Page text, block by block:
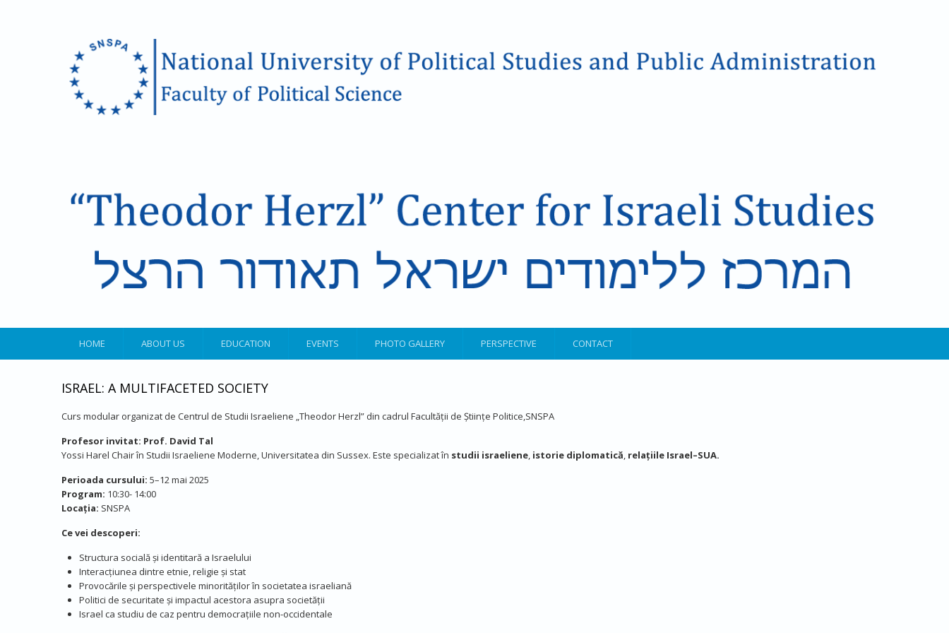
HOME ABOUT US EDUCATION EVENTS PHOTO GALLERY PERSPECTIVE CONTACT
ISRAEL: A MULTIFACETED SOCIETY
Curs modular organizat de Centrul de Studii Israeliene „Theodor Herzl” din cadrul Facultății de Științe Politice,SNSPA
Profesor invitat: Prof. David Tal
Yossi Harel Chair în Studii Israeliene Moderne, Universitatea din Sussex. Este specializat în studii israeliene, istorie diplomatică, relațiile Israel–SUA.
Perioada cursului: 5–12 mai 2025
Program: 10:30- 14:00
Locația: SNSPA
Ce vei descoperi:
Structura socială și identitară a Israelului​
Interacțiunea dintre etnie, religie și stat​
Provocările și perspectivele minorităților în societatea israeliană​
Politici de securitate și impactul acestora asupra societății​
Israel ca studiu de caz pentru democrațiile non-occidentale​